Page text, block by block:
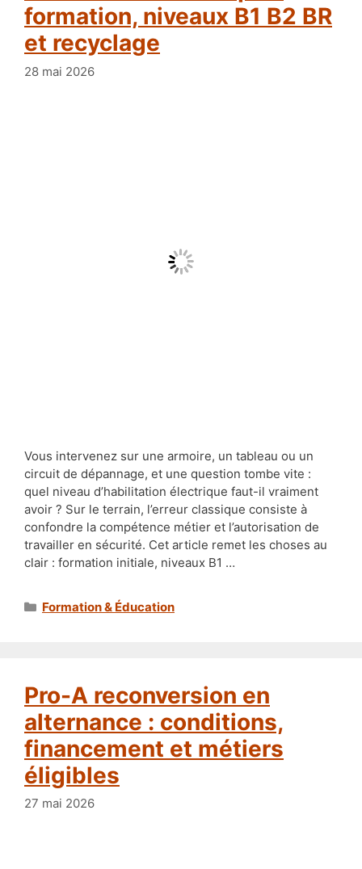
formation, niveaux B1 B2 BR
et recyclage
28 mai 2026
Vous intervenez sur une armoire, un tableau ou un
circuit de dépannage, et une question tombe vite :
quel niveau d’habilitation électrique faut-il vraiment
avoir ? Sur le terrain, l’erreur classique consiste à
confondre la compétence métier et l’autorisation de
travailler en sécurité. Cet article remet les choses au
clair : formation initiale, niveaux B1 …
Catégories
Formation & Éducation
Pro-A reconversion en
alternance : conditions,
financement et métiers
éligibles
27 mai 2026